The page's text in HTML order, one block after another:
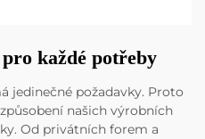
každé potřeby
jedinečné požadavky. Proto
našich výrobních
Od privátních forem a